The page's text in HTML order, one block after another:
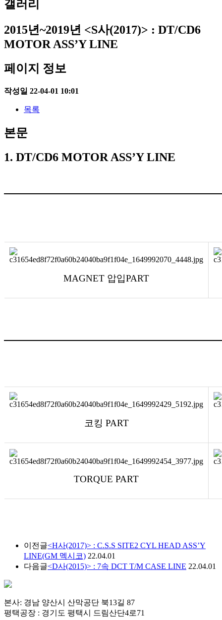
갤러리
2015년~2019년 <S사(2017)> : DT/CD6
MOTOR ASS’Y LINE
페이지 정보
작성일 22-04-01 10:01
목록
본문
1. DT/CD6 MOTOR ASS’Y LINE
MAGNET 압입PART
코킹 PART
TORQUE PART
이전글<H사(2017)> : C.S.S SITE2 CYL HEAD ASS’Y
LINE(GM 멕시코) 22.04.01
다음글<D사(2015)> : 7속 DCT T/M CASE LINE 22.04.01
본사: 경남 양산시 산막공단 북13길 87
평택공장 : 경기도 평택시 드림산단4로71